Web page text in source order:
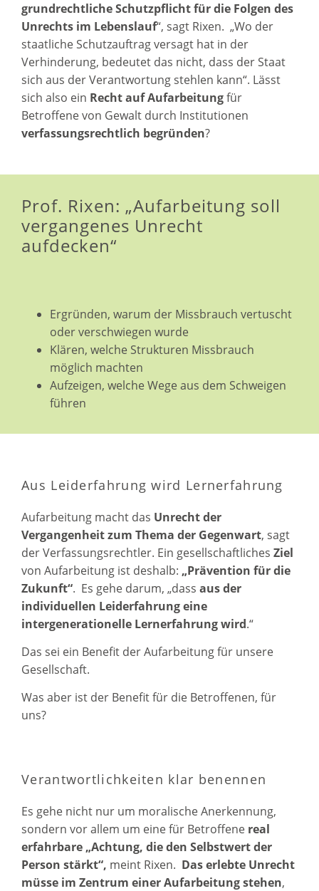
grundrechtliche Schutzpflicht für die Folgen des
Unrechts im Lebenslauf“, sagt Rixen. „Wo der
staatliche Schutzauftrag versagt hat in der
Verhinderung, bedeutet das nicht, dass der Staat
sich aus der Verantwortung stehlen kann“. Lässt
sich also ein Recht auf Aufarbeitungfür
Betroffene von Gewalt durch Institutionen
verfassungsrechtlich begründen?
Prof. Rixen: „Aufarbeitung soll
vergangenes Unrecht
aufdecken“
Ergründen, warum der Missbrauch vertuscht
oder verschwiegen wurde
Klären, welche Strukturen Missbrauch
möglich machten
Aufzeigen, welche Wege aus dem Schweigen
führen
Aus Leiderfahrung wird Lernerfahrung
Aufarbeitung macht das Unrecht der
Vergangenheit zum Thema der Gegenwart, sagt
der Verfassungsrechtler. Ein gesellschaftliches Ziel
von Aufarbeitung ist deshalb: „Prävention für die
Zukunft“. Es gehe darum, „dass aus der
individuellen Leiderfahrung eine
intergenerationelle Lernerfahrung wird.“
Das sei ein Benefit der Aufarbeitung für unsere
Gesellschaft.
Was aber ist der Benefit für die Betroffenen, für
uns?
Verantwortlichkeiten klar benennen
Es gehe nicht nur um moralische Anerkennung,
sondern vor allem um eine für Betroffene real
erfahrbare „Achtung, die den Selbstwert der
Person stärkt“, meint Rixen. Das erlebte Unrecht
müsse im Zentrum einer Aufarbeitung stehen,